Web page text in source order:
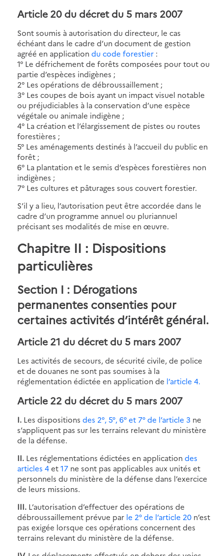
Article 20 du décret du 5 mars 2007
Sont soumis à autorisation du directeur, le cas
échéant dans le cadre d’un document de gestion
agréé en application du code forestier :
1° Le défrichement de forêts composées pour tout ou
partie d’espèces indigènes ;
2° Les opérations de débroussaillement ;
3° Les coupes de bois ayant un impact visuel notable
ou préjudiciables à la conservation d’une espèce
végétale ou animale indigène ;
4° La création et l’élargissement de pistes ou routes
forestières ;
5° Les aménagements destinés à l’accueil du public en
forêt ;
6° La plantation et le semis d’espèces forestières non
indigènes ;
7° Les cultures et pâturages sous couvert forestier.
S’il y a lieu, l’autorisation peut être accordée dans le
cadre d’un programme annuel ou pluriannuel
précisant ses modalités de mise en œuvre.
Chapitre II : Dispositions
particulières
Section I : Dérogations
permanentes consenties pour
certaines activités d’intérêt général.
Article 21 du décret du 5 mars 2007
Les activités de secours, de sécurité civile, de police
et de douanes ne sont pas soumises à la
réglementation édictée en application de l’article 4.
Article 22 du décret du 5 mars 2007
I. Les dispositions des 2°, 5°, 6° et 7° de l’article 3 ne
s’appliquent pas sur les terrains relevant du ministère
de la défense.
II. Les réglementations édictées en application des
articles 4et17 ne sont pas applicables aux unités et
personnels du ministère de la défense dans l’exercice
de leurs missions.
III. L’autorisation d’effectuer des opérations de
débroussaillement prévue par le 2° de l’article 20 n’est
pas exigée lorsque ces opérations concernent des
terrains relevant du ministère de la défense.